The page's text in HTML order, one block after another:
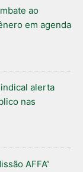
ao
em agenda
alerta
nas
AFFA”